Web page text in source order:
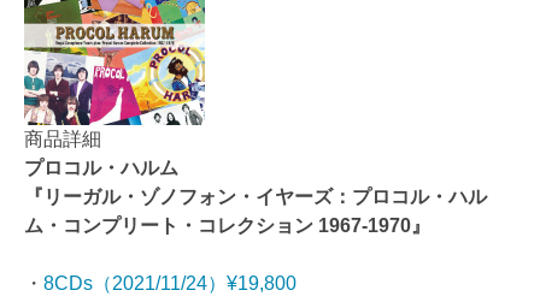
商品詳細
プロコル・ハルム
『リーガル・ゾノフォン・イヤーズ：プロコル・ハル
ム・コンプリート・コレクション 1967-1970』
・ 8CDs（2021/11/24）¥19,800